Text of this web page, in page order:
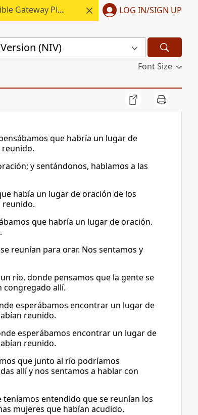
Gateway Plus. LOG IN/SIGN UP
(NIV)
Font Size
que habría un lugar de
reunido.
y sentándonos, hablamos a las
había un lugar de oración de los
reunido.
que habría un lugar de oración.
reunían para orar. Nos sentamos y
río, donde pensamos que la gente se
congregado allí.
esperábamos encontrar un lugar de
reunido.
esperábamos encontrar un lugar de
reunido.
que junto al río podríamos
allí y nos sentamos a hablar con
entendido que se reunían los
mujeres que habían acudido.